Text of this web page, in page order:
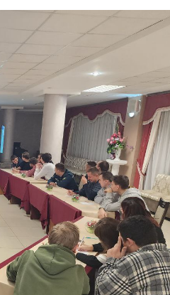
Редакция
Наша гісторыя
Контакты
Правила
Электронные